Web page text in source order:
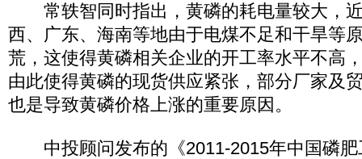
常轶智同时指出，黄磷的耗电量较大，
西、广东、海南等地由于电煤不足和干旱等
荒，这使得黄磷相关企业的开工率水平不高
由此使得黄磷的现货供应紧张，部分厂家及
也是导致黄磷价格上涨的重要原因。
中投顾问发布的《2011-2015年中国磷肥